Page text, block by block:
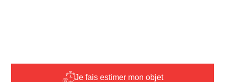
Je fais estimer mon objet